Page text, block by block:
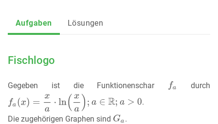
Aufgaben Lösungen
Fischlogo
Gegeben ist die Funktionenschar
durch
.
Die zugehörigen Graphen sind
.